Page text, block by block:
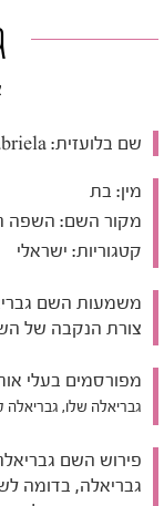
שם בלועזית:
מין: בת
מקור השם: השפה
קטגוריות: ישראלי
משמעות השם
צורת הנקבה של
מפורסמים בעלי
גבריאלה שלו, גבריאלה
פירוש השם
גבריאלה, בדומה